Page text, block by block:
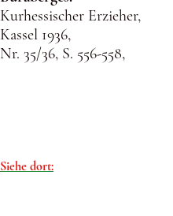
Kurhessischer Erzieher,
Kassel 1936,
Nr. 35/36, S. 556-558,
Siehe dort: